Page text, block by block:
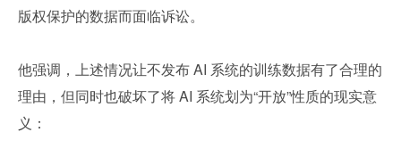
版权保护的数据而面临诉讼。
他强调，上述情况让不发布 AI 系统的训练数据有了合理的
理由，但同时也破坏了将 AI 系统划为“开放”性质的现实意
义：